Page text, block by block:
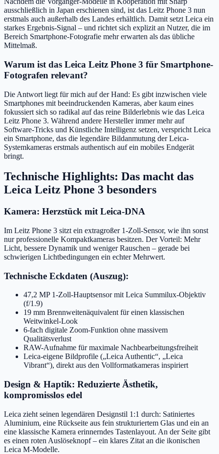
ausschließlich in Japan erschienen sind, ist das Leitz Phone 3 nun
erstmals auch außerhalb des Landes erhältlich. Damit setzt Leica ein
starkes Ergebnis-Signal – und richtet sich explizit an Nutzer, die im
Bereich Smartphone-Fotografie mehr erwarten als das übliche
Mittelmaß.
Warum ist das Leica Leitz Phone 3 für Smartphone-
Fotografen relevant?
Die Antwort liegt für mich auf der Hand: Es gibt inzwischen viele
Smartphones mit beeindruckenden Kameras, aber kaum eines
fokussiert sich so radikal auf das reine Bilderlebnis wie das Leica
Leitz Phone 3. Während andere Hersteller immer mehr auf
Software-Tricks und Künstliche Intelligenz setzen, verspricht Leica
ein Smartphone, das die legendäre Bildanmutung der Leica-
Systemkameras erstmals authentisch auf ein mobiles Endgerät
bringt.
Technische Highlights: Das macht das
Leica Leitz Phone 3 besonders
Kamera: Herzstück mit Leica-DNA
Im Leitz Phone 3 sitzt ein extragroßer 1-Zoll-Sensor, wie ihn sonst
nur professionelle Kompaktkameras besitzen. Der Vorteil: Mehr
Licht, bessere Dynamik und weniger Rauschen – gerade bei
schwierigen Lichtbedingungen ein echter Mehrwert.
Technische Eckdaten (Auszug):
47,2 MP 1-Zoll-Hauptsensor mit Leica Summilux-Objektiv
(f/1.9)
19 mm Brennweitenäquivalent für einen klassischen
Weitwinkel-Look
6-fach digitale Zoom-Funktion ohne massivem
Qualitätsverlust
RAW-Aufnahme für maximale Nachbearbeitungsfreiheit
Leica-eigene Bildprofile („Leica Authentic“, „Leica
Vibrant“), direkt aus den Vollformatkameras inspiriert
Design & Haptik: Reduzierte Ästhetik,
kompromisslos edel
Leica zieht seinen legendären Designstil 1:1 durch: Satiniertes
Aluminium, eine Rückseite aus fein strukturiertem Glas und ein an
eine klassische Kamera erinnerndes Tastenlayout. An der Seite gibt
es einen roten Auslöseknopf – ein klares Zitat an die ikonischen
Leica M-Modelle.